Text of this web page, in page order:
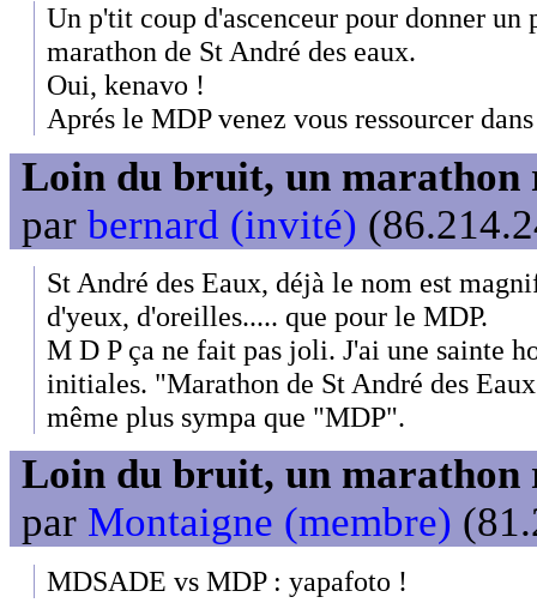
Un p'tit coup d'ascenceur pour donner un
marathon de St André des eaux.
Oui, kenavo !
Aprés le MDP venez vous ressourcer
Loin du bruit, un marathon
par bernard (invité)
St André des Eaux, déjà le nom est
d'yeux, d'oreilles..... que pour le MDP.
M D P ça ne fait pas joli. J'ai une sainte
initiales. "Marathon de St André des
même plus sympa que "MDP".
Loin du bruit, un marathon
par Montaigne (membre)
MDSADE vs MDP : yapafoto !